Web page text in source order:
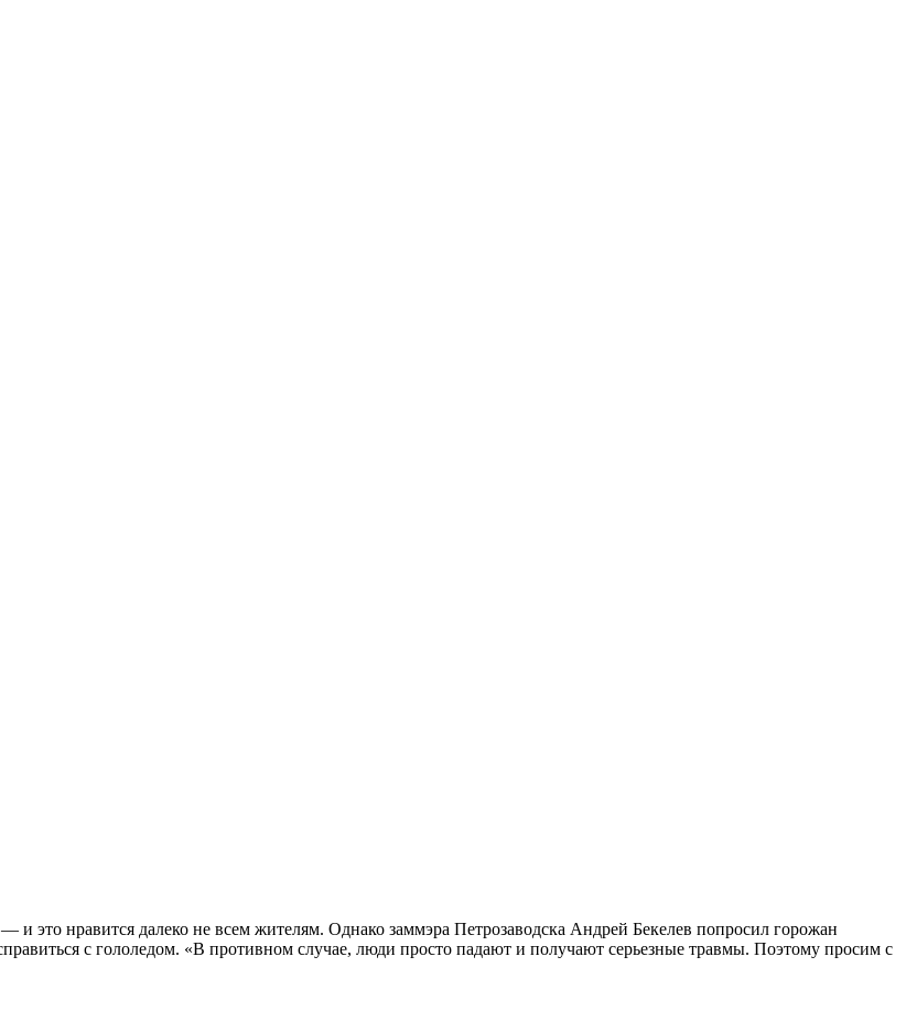
это нравится далеко не всем жителям. Однако заммэра Петрозаводска Андрей Бекелев попросил горожан
с гололедом. «В противном случае, люди просто падают и получают серьезные травмы. Поэтому просим с